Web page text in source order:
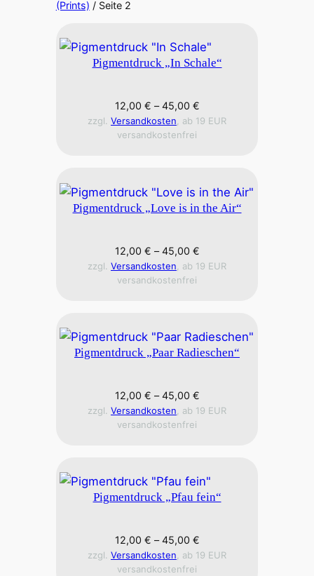
(Prints) / Seite 2
Pigmentdruck „In Schale“
12,00 € –45,00 €
zzgl. Versandkosten , ab 19 EUR
versandkostenfrei
Pigmentdruck „Love is in the Air“
12,00 € –45,00 €
zzgl. Versandkosten , ab 19 EUR
versandkostenfrei
Pigmentdruck „Paar Radieschen“
12,00 € –45,00 €
zzgl. Versandkosten , ab 19 EUR
versandkostenfrei
Pigmentdruck „Pfau fein“
12,00 € –45,00 €
zzgl. Versandkosten, ab 19 EUR
versandkostenfrei